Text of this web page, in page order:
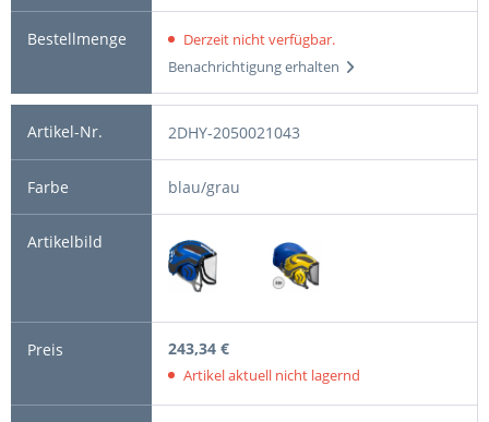
Derzeit nicht verfügbar.
Benachrichtigung erhalten
2DHY-2050021043
blau/grau
243,34 €
Artikel aktuell nicht lagernd